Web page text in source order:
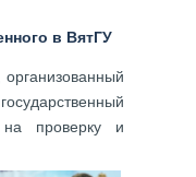
в ВятГУ
на проверку и